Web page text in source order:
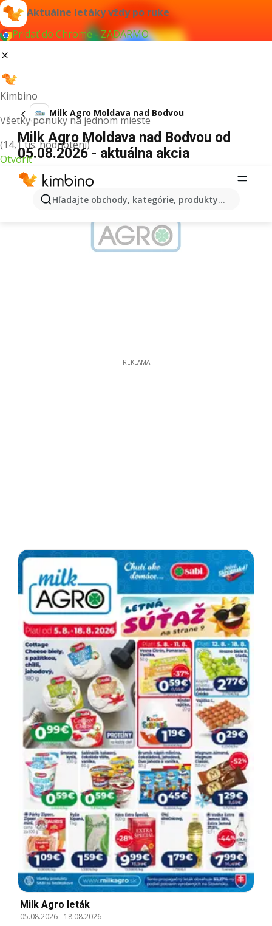
Aktuálne letáky vždy po ruke
Pridať do Chrome - ZADARMO
Kimbino
Všetky ponuky na jednom mieste
(14,1 tis. hodnotení)
Otvoriť
Hľadajte obchody, kategórie, produkty...
Milk Agro Moldava nad Bodvou
Milk Agro Moldava nad Bodvou od
05.08.2026 - aktuálna akcia
REKLAMA
Milk Agro leták
05.08.2026- 18.08.2026